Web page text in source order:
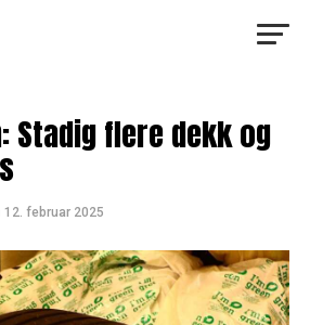
Stadig flere dekk og
12. februar 2025